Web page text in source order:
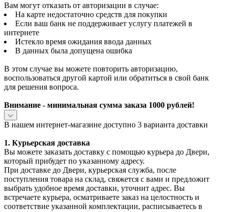
Вам могут отказать от авторизации в случае:
На карте недостаточно средств для покупки
Если ваш банк не поддерживает услугу платежей в
интернете
Истекло время ожидания ввода данных
В данных была допущена ошибка
В этом случае вы можете повторить авторизацию,
воспользоваться другой картой или обратиться в свой банк
для решения вопроса.
Внимание - минимальная сумма заказа 1000 рублей!
В нашем интернет-магазине доступно 3 варианта доставки
1. Курьерская доставка
Вы можете заказать доставку с помощью курьера до Двери,
который прибудет по указанному адресу.
При доставке до Двери, курьерская служба, после
поступления товара на склад, свяжется с вами и предложит
выбрать удобное время доставки, уточнит адрес. Вы
встречаете курьера, осматриваете заказ на целостность и
соответствие указанной комплектации, расписываетесь в